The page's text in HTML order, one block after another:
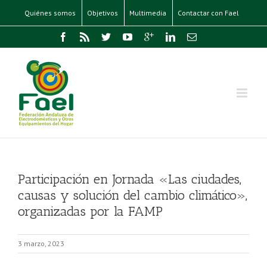
Quiénes somos Objetivos Multimedia Contactar con Fael
Participación en Jornada «Las ciudades,
causas y solución del cambio climático»,
organizadas por la FAMP
3 marzo, 2023